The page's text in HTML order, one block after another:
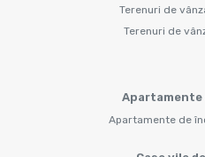
Terenuri de
Terenuri de
Apartamente de